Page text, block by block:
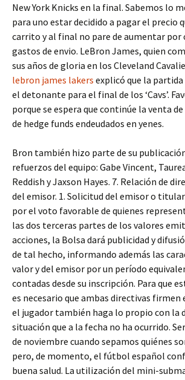
New York Knicks en la final. Sabemos lo
para uno estar decidido a pagar el precio
carrito y al final no pare de aumentar por
gastos de envio. LeBron James, quien
sus años de gloria en los Cleveland
lebron james lakers explicó que la
el detonante para el final de los ‘Cavs’.
porque se espera que continúe la venta
de hedge funds endeudados en yenes.
Bron también hizo parte de su
refuerzos del equipo: Gabe Vincent,
Reddish y Jaxson Hayes. 7. Relación de
del emisor. 1. Solicitud del emisor o
por el voto favorable de quienes
las dos terceras partes de los valores
acciones, la Bolsa dará publicidad y
de tal hecho, informando además las
valor y del emisor por un período
contadas desde su inscripción. Para que
es necesario que ambas directivas firmen
el jugador también haga lo propio con la
situación que a la fecha no ha ocurrido.
de noviembre cuando sepamos quiénes
pero, de momento, el fútbol español
buena salud. La utilización del mini-